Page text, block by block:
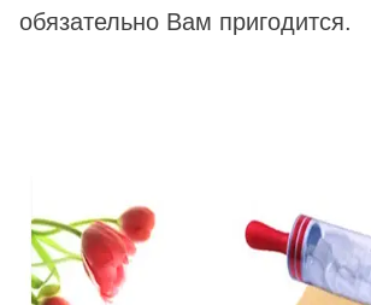
обязательно Вам пригодится.